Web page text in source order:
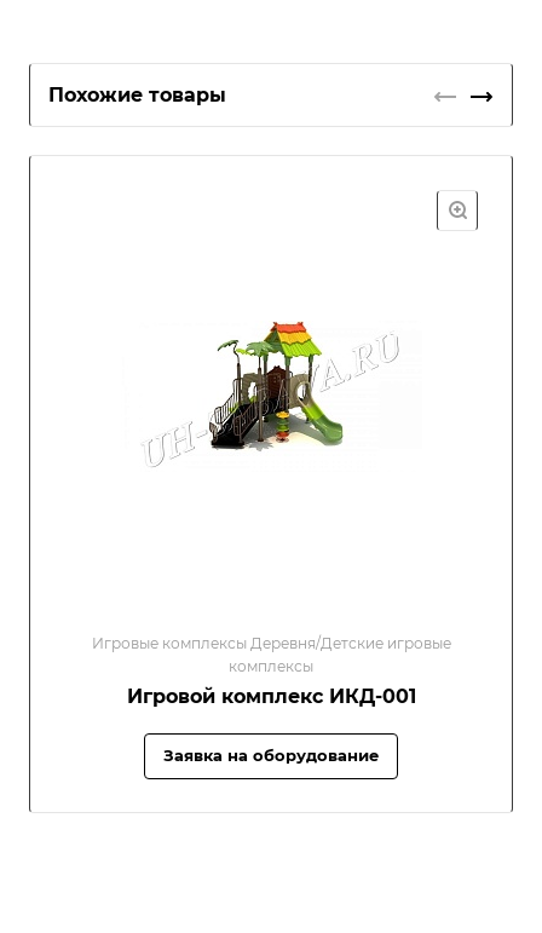
Похожие товары
Игровые комплексы Деревня/Детские игровые
комплексы
Игровой комплекс ИКД-001
Заявка на оборудование